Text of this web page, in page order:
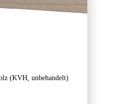
(KVH, unbehandelt)